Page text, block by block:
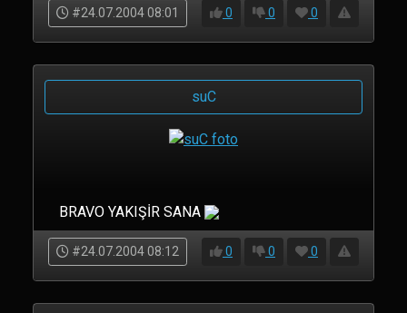
#24.07.2004 08:01 0 0 0
suC
BRAVO YAKIŞİR SANA
#24.07.2004 08:12 0 0 0